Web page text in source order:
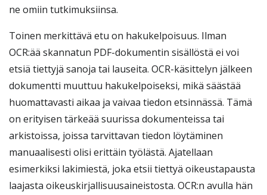
ne omiin tutkimuksiinsa.
Toinen merkittävä etu on hakukelpoisuus. Ilman
OCR:ää skannatun PDF-dokumentin sisällöstä ei voi
etsiä tiettyjä sanoja tai lauseita. OCR-käsittelyn jälkeen
dokumentti muuttuu hakukelpoiseksi, mikä säästää
huomattavasti aikaa ja vaivaa tiedon etsinnässä. Tämä
on erityisen tärkeää suurissa dokumenteissa tai
arkistoissa, joissa tarvittavan tiedon löytäminen
manuaalisesti olisi erittäin työlästä. Ajatellaan
esimerkiksi lakimiestä, joka etsii tiettyä oikeustapausta
laajasta oikeuskirjallisuusaineistosta. OCR:n avulla hän